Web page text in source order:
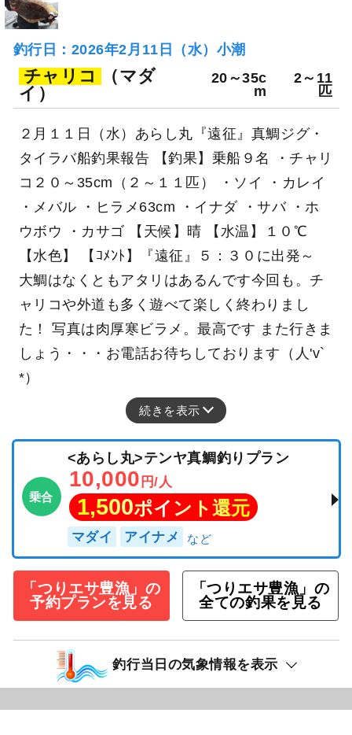
釣行日：2026年2月11日（水）小潮
チャリコ
（マダ
イ）
20～35c
m
2～11
匹
２月１１日（水）あらし丸『遠征』真鯛ジグ・
タイラバ船釣果報告 【釣果】乗船９名 ・チャリ
コ２０～35cm（２～１１匹） ・ソイ ・カレイ
・メバル ・ヒラメ63cm ・イナダ ・サバ ・ホ
ウボウ ・カサゴ 【天候】晴 【水温】１０℃
【水色】 【ｺﾒﾝﾄ】『遠征』５：３０に出発～
大鯛はなくともアタリはあるんです今回も。チ
ャリコや外道も多く遊べて楽しく終わりまし
た！ 写真は肉厚寒ビラメ。最高です また行きま
しょう・・・お電話お待ちしております（人'v`
*）
続きを表示
乗合
<あらし丸>テンヤ真鯛釣りプラン
10,000 円/人
1,500ポイント還元
マダイ アイナメ
「つりエサ豊漁」の
予約プランを見る
「つりエサ豊漁」の
全ての釣果を見る
釣行当日の気象情報を表示